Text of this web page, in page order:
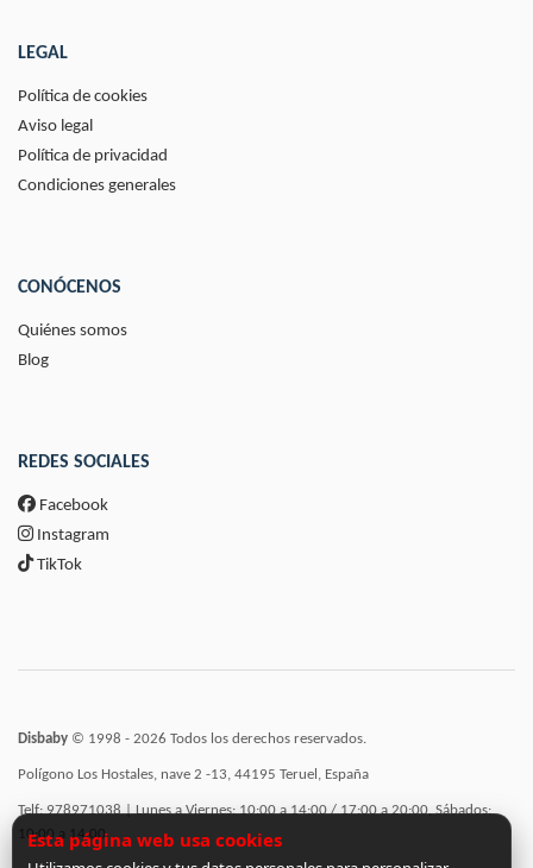
LEGAL
Política de cookies
Aviso legal
Política de privacidad
Condiciones generales
CONÓCENOS
Quiénes somos
Blog
REDES SOCIALES
Facebook
Instagram
TikTok
Disbaby © 1998 - 2026 Todos los derechos reservados.
Polígono Los Hostales, nave 2 -13, 44195 Teruel, España
Telf: 978971038 | Lunes a Viernes: 10:00 a 14:00 / 17:00 a 20:00, Sábados:
10:00 a 14:00
Esta página web usa cookies